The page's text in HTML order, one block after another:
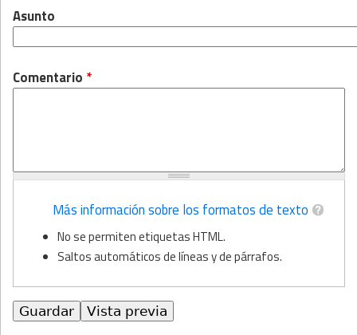
Asunto
Comentario *
Más información sobre los formatos de texto
No se permiten etiquetas HTML.
Saltos automáticos de líneas y de párrafos.